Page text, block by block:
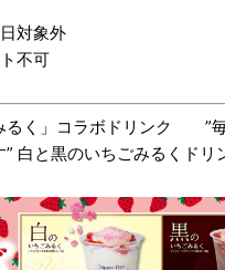
対象外
不可
るく」コラボドリンク ”
” 白と黒のいちごみるくド